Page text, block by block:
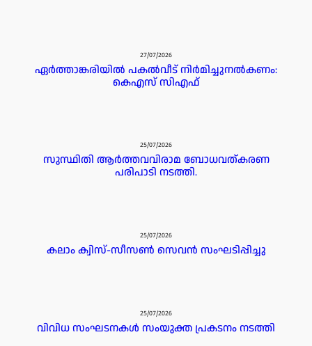
27/07/2026
ഏർത്താങ്കരിയിൽ പകൽവീട് നിർമിച്ചുനൽകണം:
കെഎസ് സിഎഫ്
25/07/2026
സുസ്ഥിതി ആർത്തവവിരാമ ബോധവത്കരണ
പരിപാടി നടത്തി.
25/07/2026
കലാം ക്വിസ്-സീസൺ സെവൻ സംഘടിപ്പിച്ചു
25/07/2026
വിവിധ സംഘടനകൾ സംയുക്ത പ്രകടനം നടത്തി